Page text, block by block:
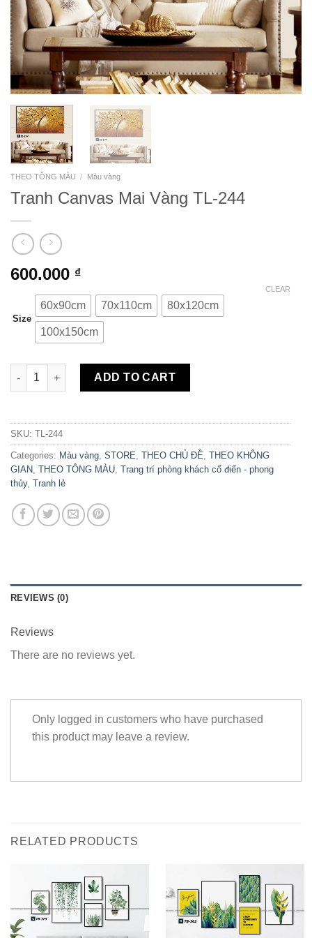
THEO TÔNG MÀU / Màu vàng
Tranh Canvas Mai Vàng TL-244
600.000 ₫
Size
60x90cm 70x110cm 80x120cm
100x150cm
CLEAR
Tranh Canvas Mai Vàng TL-244 quantity
ADD TO CART
SKU: TL-244
Categories: Màu vàng, STORE, THEO CHỦ ĐỀ, THEO KHÔNG
GIAN, THEO TÔNG MÀU, Trang trí phòng khách cổ điển - phong
thủy, Tranh lẻ
REVIEWS (0)
Reviews
There are no reviews yet.
Only logged in customers who have purchased
this product may leave a review.
RELATED PRODUCTS